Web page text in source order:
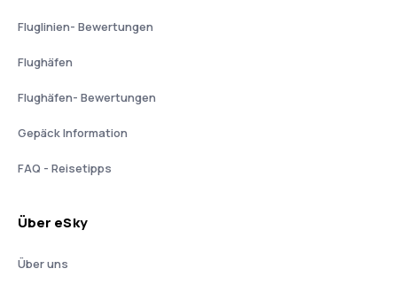
Fluglinien- Bewertungen
Flughäfen
Flughäfen- Bewertungen
Gepäck Information
FAQ - Reisetipps
Über eSky
Über uns